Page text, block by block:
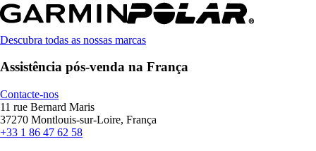
Descubra todas as nossas marcas
Assistência pós-venda na França
Contacte-nos
11 rue Bernard Maris
37270 Montlouis-sur-Loire, França
+33 1 86 47 62 58